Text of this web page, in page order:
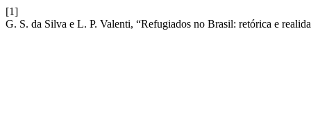
[1]
G. S. da Silva e L. P. Valenti, “Refugiados no Brasil: retórica e